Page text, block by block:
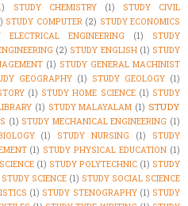
STUDY CHEMISTRY (1)
STUDY CIVIL
STUDY COMPUTER (2) STUDY ECONOMICS
ELECTRICAL ENGINEERING (1)
STUDY
(2) STUDY ENGLISH (1) STUDY
(1) STUDY GENERAL MACHINIST
GEOGRAPHY (1) STUDY GEOLOGY (1)
(1) STUDY HOME SCIENCE (1) STUDY
(1) STUDY MALAYALAM (1) STUDY
(1) STUDY MECHANICAL ENGINEERING (1)
(1) STUDY NURSING (1)
STUDY
(1) STUDY PHYSICAL EDUCATION (1)
(1) STUDY POLYTECHNIC (1) STUDY
STUDY SCIENCE (1) STUDY SOCIAL SCIENCE
(1) STUDY STENOGRAPHY (1) STUDY